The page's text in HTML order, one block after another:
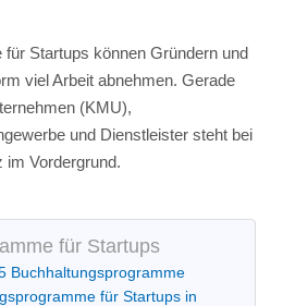
Startups können Gründern und
viel Arbeit abnehmen. Gerade
(KMU),
und Dienstleister steht bei
im Vordergrund.
für Startups
Buchhaltungsprogramme
für Startups in